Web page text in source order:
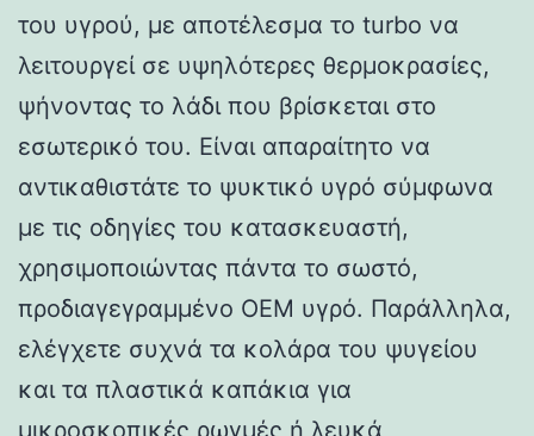
του υγρού, με αποτέλεσμα το turbo να
λειτουργεί σε υψηλότερες θερμοκρασίες,
ψήνοντας το λάδι που βρίσκεται στο
εσωτερικό του. Είναι απαραίτητο να
αντικαθιστάτε το ψυκτικό υγρό σύμφωνα
με τις οδηγίες του κατασκευαστή,
χρησιμοποιώντας πάντα το σωστό,
προδιαγεγραμμένο OEM υγρό. Παράλληλα,
ελέγχετε συχνά τα κολάρα του ψυγείου
και τα πλαστικά καπάκια για
μικροσκοπικές ρωγμές ή λευκά